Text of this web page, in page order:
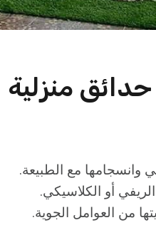
منزلية
وانسجامها مع الطبيعة.
أو الكلاسيكي.
من العوامل الجوية.